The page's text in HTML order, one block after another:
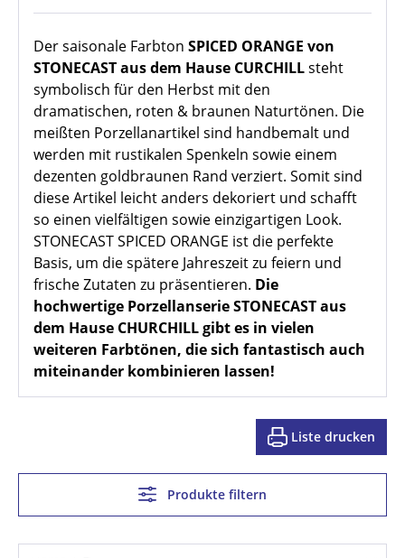
Der saisonale Farbton SPICED ORANGE von
STONECAST aus dem Hause CURCHILLsteht
symbolisch für den Herbst mit den
dramatischen, roten & braunen Naturtönen. Die
meißten Porzellanartikel sind handbemalt und
werden mit rustikalen Spenkeln sowie einem
dezenten goldbraunen Rand verziert. Somit sind
diese Artikel leicht anders dekoriert und schafft
so einen vielfältigen sowie einzigartigen Look.
STONECAST SPICED ORANGE ist die perfekte
Basis, um diespätere Jahreszeitzu feiern und
frische Zutaten zu präsentieren. Die
hochwertige Porzellanserie STONECAST aus
dem Hause CHURCHILL gibt es in vielen
weiteren Farbtönen, die sich fantastisch auch
miteinander kombinieren lassen!
Liste drucken
Produkte filtern